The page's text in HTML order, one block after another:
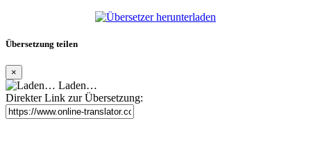
Übersetzung teilen
×
Laden…
Direkter Link zur Übersetzung: